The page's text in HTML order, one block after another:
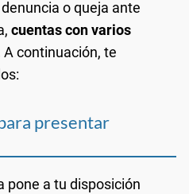
o queja ante
cuentas con varios
A continuación, te
presentar
pone a tu disposición